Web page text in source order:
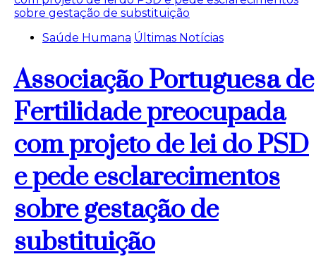
Saúde Humana Últimas Notícias
Associação Portuguesa de
Fertilidade preocupada
com projeto de lei do PSD
e pede esclarecimentos
sobre gestação de
substituição